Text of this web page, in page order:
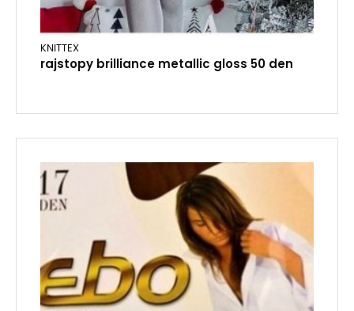
KNITTEX
rajstopy brilliance metallic gloss 50 den